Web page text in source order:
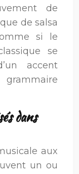
de
de salsa
si le
se
accent
dans
aux
un ou